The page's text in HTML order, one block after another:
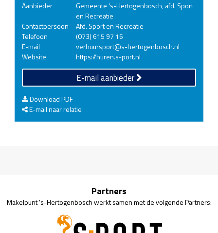
Aanbieder
Gemeente 's-Hertogenbosch, afd. Sport
en Recreatie
Contactpersoon
Afd. Sport en Recreatie
Telefoon
(073) 615 97 16
E-mail
verhuursport@s-hertogenbosch.nl
Website
https://huren.s-port.nl
E-mail aanbieder
Download PDF
E-mail naar relatie
Partners
Makelpunt 's-Hertogenbosch werkt samen met de volgende Partners: